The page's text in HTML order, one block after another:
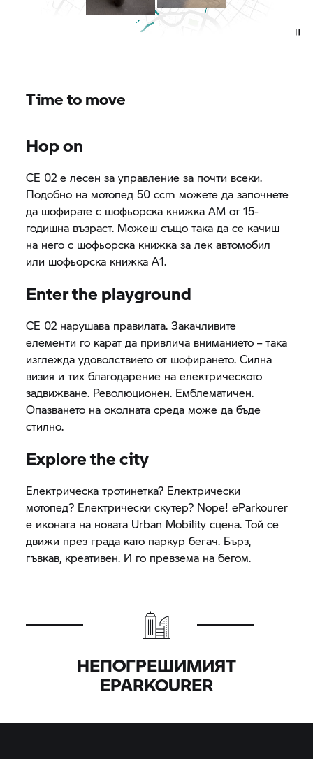
Time to move
Hop on
CE 02 е лесен за управление за почти всеки.
Подобно на мотопед 50 ccm можете да започнете
да шофирате с шофьорска книжка AM от 15-
годишна възраст. Можеш също така да се качиш
на него с шофьорска книжка за лек автомобил
или шофьорска книжка А1.
Enter the playground
CE 02 нарушава правилата. Закачливите
елементи го карат да привлича вниманието – така
изглежда удоволствието от шофирането. Силна
визия и тих благодарение на електрическото
задвижване. Революционен. Емблематичен.
Опазването на околната среда може да бъде
стилно.
Explore the city
Електрическа тротинетка? Електрически
мотопед? Електрически скутер? Nope! eParkourer
е иконата на новата Urban Mobility сцена. Той се
движи през града като паркур бегач. Бърз,
гъвкав, креативен. И го превзема на бегом.
НЕПОГРЕШИМИЯТ
EPARKOURER